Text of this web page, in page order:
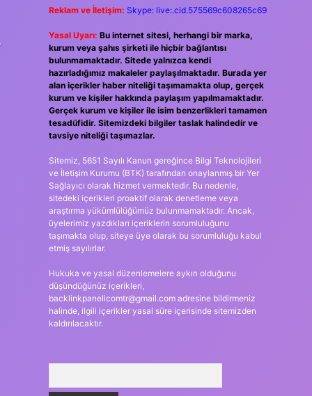
Reklam ve İletişim: Skype: live:.cid.575569c608265c69
Yasal Uyarı: Bu internet sitesi, herhangi bir marka,
kurum veya şahıs şirketi ile hiçbir bağlantısı
bulunmamaktadır. Sitede yalnızca kendi
hazırladığımız makaleler paylaşılmaktadır. Burada yer
alan içerikler haber niteliği taşımamakta olup, gerçek
kurum ve kişiler hakkında paylaşım yapılmamaktadır.
Gerçek kurum ve kişiler ile isim benzerlikleri tamamen
tesadüfidir. Sitemizdeki bilgiler taslak halindedir ve
tavsiye niteliği taşımazlar.
Sitemiz, 5651 Sayılı Kanun gereğince Bilgi Teknolojileri
ve İletişim Kurumu (BTK) tarafından onaylanmış bir Yer
Sağlayıcı olarak hizmet vermektedir. Bu nedenle,
sitedeki içerikleri proaktif olarak denetleme veya
araştırma yükümlülüğümüz bulunmamaktadır. Ancak,
üyelerimiz yazdıkları içeriklerin sorumluluğunu
taşımakta olup, siteye üye olarak bu sorumluluğu kabul
etmiş sayılırlar.
Hukuka ve yasal düzenlemelere aykırı olduğunu
düşündüğünüz içerikleri,
backlinkpanelicomtr@gmail.comadresine bildirmeniz
halinde, ilgili içerikler yasal süre içerisinde sitemizden
kaldırılacaktır.